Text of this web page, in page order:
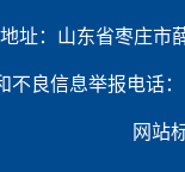
地址：山东省枣庄市
不良信息举报电话
网站